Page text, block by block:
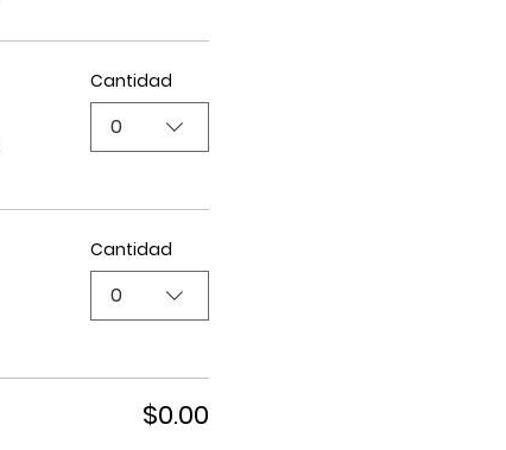
Cantidad
0
Cantidad
0
$0.00